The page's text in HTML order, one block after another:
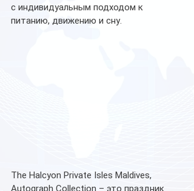
с индивидуальным подходом к
питанию, движению и сну.
The Halcyon Private Isles Maldives,
Autograph Collection – это праздник